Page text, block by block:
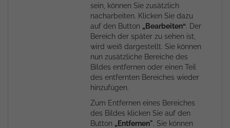
sein, können Sie zusätzlich
nacharbeiten. Klicken Sie dazu
auf den Button „Bearbeiten“ . Der
Bereich der später zu sehen ist,
wird weiß dargestellt. Sie können
nun zusätzliche Bereiche des
Bildes entfernen oder einen Teil
des entfernten Bereiches wieder
hinzufügen.
Zum Entfernen eines Bereiches
des Bildes klicken Sie auf den
Button „Entfernen" . Sie können